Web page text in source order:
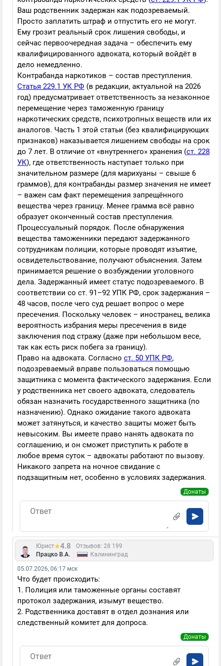
Ваш родственник задержан как подозреваемый.
Просто заплатить штраф и отпустить его не могут.
Ему грозит реальный срок лишения свободы, и
сейчас первоочередная задача – обеспечить ему
квалифицированного адвоката, который войдёт в
дело немедленно.
Контрабанда наркотиков – состав преступления.
Статья 229.1 УК РФ (в редакции, актуальной на 2026
год) предусматривает ответственность за незаконное
перемещение через таможенную границу
наркотических средств, психотропных веществ или их
аналогов. Часть 1 этой статьи (без квалифицирующих
признаков) наказывается лишением свободы на срок
до 7 лет. В отличие от «внутреннего» хранения (ст. 228
УК), где ответственность наступает только при
значительном размере (для марихуаны – свыше 6
граммов), для контрабанды размер значения не имеет
– важен сам факт перемещения запрещённого
вещества через границу. Менее грамма всё равно
образует оконченный состав преступления.
Процессуальный порядок. После обнаружения
вещества таможенники передают задержанного
сотрудникам полиции, которые проводят изъятие,
освидетельствование, получают объяснения. Затем
принимается решение о возбуждении уголовного
дела. Задержанный имеет статус подозреваемого. В
соответствии со ст. 91–92 УПК РФ, срок задержания –
48 часов, после чего суд решает вопрос о мере
пресечения. Поскольку человек – иностранец, велика
вероятность избрания меры пресечения в виде
заключения под стражу (даже при небольшом весе,
так как есть риск побега за границу).
Право на адвоката. Согласно ст. 50 УПК РФ,
подозреваемый вправе пользоваться помощью
защитника с момента фактического задержания. Если
у родственника нет своего адвоката, следователь
обязан назначить государственного защитника (по
назначению). Однако ожидание такого адвоката
может затянуться, и качество защиты может быть
невысоким. Вы имеете право нанять адвоката по
соглашению, и он сможет приступить к работе в
любое время суток – адвокаты работают по вызову.
Никакого запрета на ночное свидание с
подзащитным нет, особенно в условиях задержания.
Донаты
Юрист 4.8
Отзывов: 28 199
Працко В.А.
Калининград
05.07.2026, 06:17 мск
Что будет происходить:
1. Полиция или таможенные органы составят
протокол задержания, изымут вещество.
2. Родственника доставят в отдел дознания или
следственный комитет для допроса.
Донаты